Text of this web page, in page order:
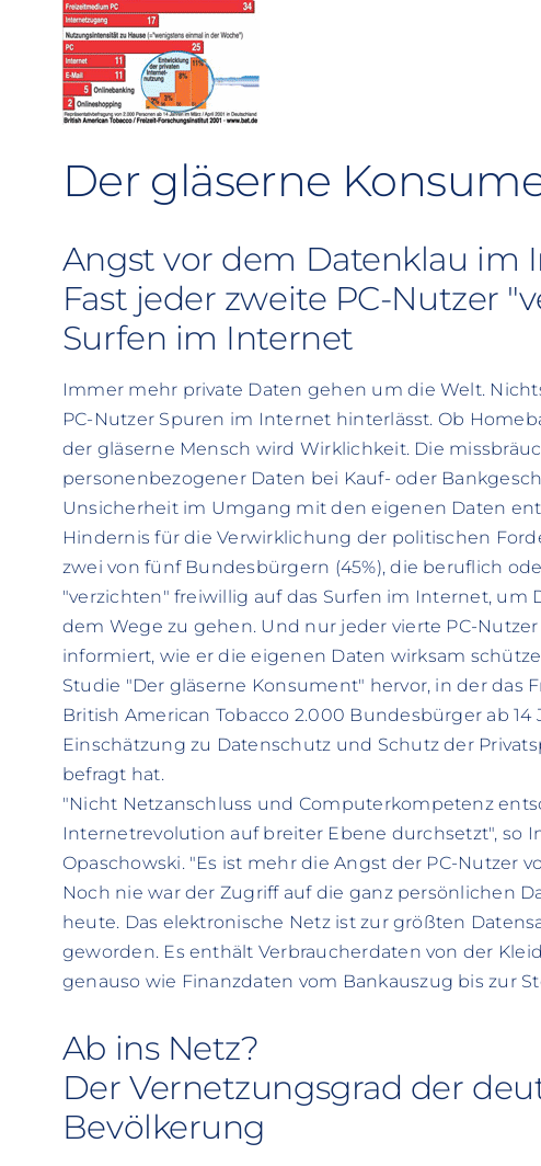
Der gläserne
Angst vor dem Datenklau im
Fast jeder zweite PC-Nutzer
Surfen im Internet
Immer mehr private Daten gehen um die Welt.
PC-Nutzer Spuren im Internet hinterlässt. Ob
der gläserne Mensch wird Wirklichkeit. Die
personenbezogener Daten bei Kauf- oder
Unsicherheit im Umgang mit den eigenen Daten
Hindernis für die Verwirklichung der politischen
zwei von fünf Bundesbürgern (45%), die beruflich
"verzichten" freiwillig auf das Surfen im Internet, um
dem Wege zu gehen. Und nur jeder vierte PC-
informiert, wie er die eigenen Daten wirksam
Studie "Der gläserne Konsument" hervor, in der das
British American Tobacco 2.000 Bundesbürger ab
Einschätzung zu Datenschutz und Schutz der
befragt hat.
"Nicht Netzanschluss und Computerkompetenz
Internetrevolution auf breiter Ebene durchsetzt", so
Opaschowski. "Es ist mehr die Angst der PC-Nutzer
Noch nie war der Zugriff auf die ganz persönlichen
heute. Das elektronische Netz ist zur größten
geworden. Es enthält Verbraucherdaten von der
genauso wie Finanzdaten vom Bankauszug bis zur
Ab ins Netz?
Der Vernetzungsgrad der
Bevölkerung